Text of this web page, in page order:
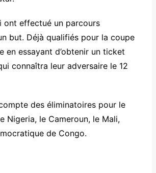
ont effectué un parcours
but. Déjà qualifiés pour la coupe
en essayant d’obtenir un ticket
connaîtra leur adversaire le 12
des éliminatoires pour le
Nigeria, le Cameroun, le Mali,
de Congo.